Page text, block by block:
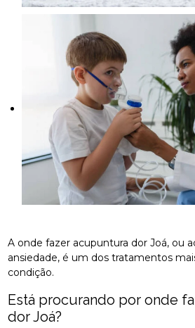
A onde fazer acupuntura dor Joá, ou
ansiedade, é um dos tratamentos
condição.
Está procurando por onde
dor Joá?